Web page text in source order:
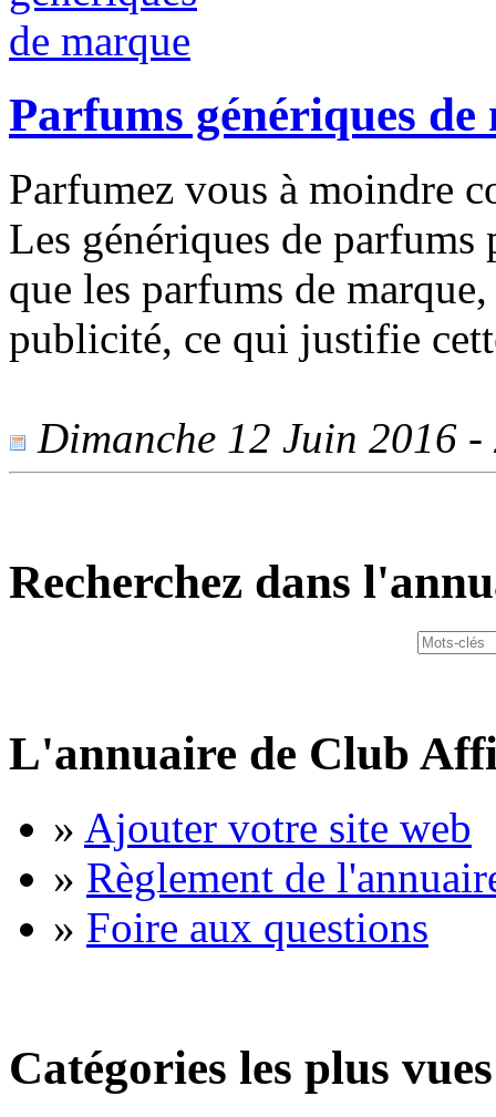
Parfums génériques de
Parfumez vous à moindre
Les génériques de parfums
que les parfums de
publicité, ce qui justifie
Dimanche 12 Juin 2016 -
Recherchez dans
L'annuaire de Club
» Ajouter votre site web
» Règlement de
» Foire aux questions
Catégories les plus vues